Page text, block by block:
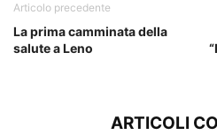
Articolo precedente
La prima camminata della
salute a Leno
ARTICOLI